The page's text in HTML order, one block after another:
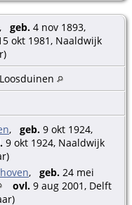
, geb. 4 nov 1893,
okt 1981, Naaldwijk
Loosduinen
, geb. 9 okt 1924,
9 okt 1924, Naaldwijk
, geb. 24 mei
ovl. 9 aug 2001, Delft